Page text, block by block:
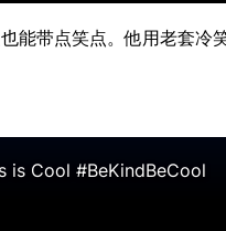
能带点笑点。他用老套